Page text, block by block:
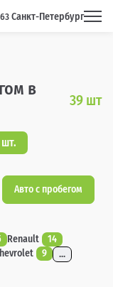
Санкт-Петербург
в
39 шт
Авто с пробегом
Renault
14
9 ...